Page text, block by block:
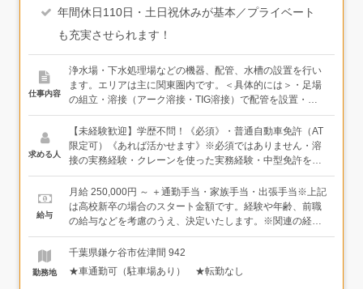
年間休日110日・土日祝休みが基本／プライベート
も充実させられます！
仕事内容
浄水場・下水処理場などの機器、配管、水槽の設置を行い
ます。エリアは主に関東圏内です。＜具体的には＞・足場
の組立・溶接（アーク溶接・TIG溶接）で配管を設置・配
管の塗装・塩ビ配管の設置など＜入社後は＞先輩につい
て、実際に現場を見るところから始めましょう。「わから
ないことはどんどん聞いて！」という社風。未経験の方で
もしっかりサポートします。先輩は20代2名、30代1名、
ます。まずは、先輩が配管図を読んで指示を出していきま
す。少しずつ図面を読めるようになり、できることが増え
ていくと、やりがいも大きくなっていきますよ。※現場は
に泊まっていただきます。（出張手当・食事手当を支給し
ます。）※会社に集合後、現場に向かいます。基本的には
求める人
【未経験歓迎】学歴不問！《必須》・普通自動車免許（AT
限定可）《あれば活かせます》※必須ではありません・溶
接の実務経験・クレーンを使った実務経験・中型免許をお
持ちの方★作業自体は黙々とできる仕事も多く、口下手で
ももちろん問題ありません。チームで行うので、誠実にコ
ミュニケーションを取る姿勢があれば活躍できます。
給与
月給 250,000円 ～ ＋通勤手当・家族手当・出張手当※上記
は高校新卒の場合のスタート金額です。経験や年齢、前職
の給与などを考慮のうえ、決定いたします。※関連の経験
がある方は優遇いたします。待遇についても、お気軽にご
相談ください。《想定年収例》・年収350万円／入社1年
目、20歳・年収450万円／入社5年目、35歳・年収600万円
／入社15年目、45歳
勤務地
千葉県鎌ケ谷市佐津間 942
★車通勤可（駐車場あり） ★転勤なし